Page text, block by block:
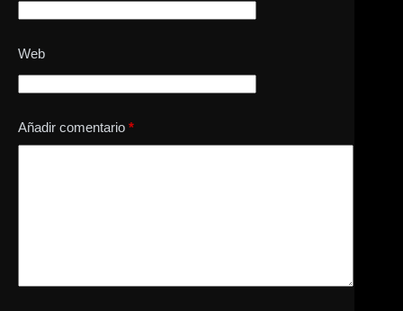
Web
Añadir comentario *